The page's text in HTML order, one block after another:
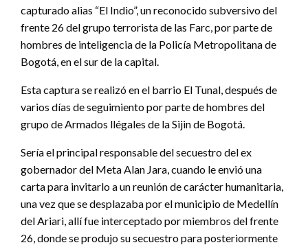
capturado alias “El Indio”, un reconocido subversivo del
frente 26 del grupo terrorista de las Farc, por parte de
hombres de inteligencia de la Policía Metropolitana de
Bogotá, en el sur de la capital.
Esta captura se realizó en el barrio El Tunal, después de
varios días de seguimiento por parte de hombres del
grupo de Armados llégales de la Sijin de Bogotá.
Sería el principal responsable del secuestro del ex
gobernador del Meta Alan Jara, cuando le envió una
carta para invitarlo a un reunión de carácter humanitaria,
una vez que se desplazaba por el municipio de Medellín
del Ariari, allí fue interceptado por miembros del frente
26, donde se produjo su secuestro para posteriormente